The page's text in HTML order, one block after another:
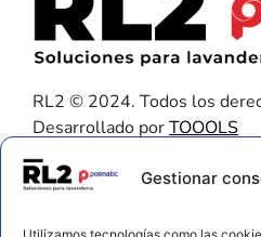
Gestionar
RL2 © 2024. Todos los
Desarrollado porTOOOLS
Contacto